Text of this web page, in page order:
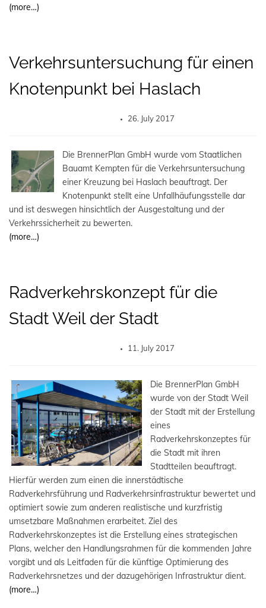
(more…)
Verkehrsuntersuchung für einen
Knotenpunkt bei Haslach
26. July 2017
Die BrennerPlan GmbH wurde vom Staatlichen
Bauamt Kempten für die Verkehrsuntersuchung
einer Kreuzung bei Haslach beauftragt. Der
Knotenpunkt stellt eine Unfallhäufungsstelle dar
und ist deswegen hinsichtlich der Ausgestaltung und der
Verkehrssicherheit zu bewerten.
(more…)
Radverkehrskonzept für die
Stadt Weil der Stadt
11. July 2017
Die BrennerPlan GmbH
wurde von der Stadt Weil
der Stadt mit der Erstellung
eines
Radverkehrskonzeptes für
die Stadt mit ihren
Stadtteilen beauftragt.
Hierfür werden zum einen die innerstädtische
Radverkehrsführung und Radverkehrsinfrastruktur bewertet und
optimiert sowie zum anderen realistische und kurzfristig
umsetzbare Maßnahmen erarbeitet. Ziel des
Radverkehrskonzeptes ist die Erstellung eines strategischen
Plans, welcher den Handlungsrahmen für die kommenden Jahre
vorgibt und als Leitfaden für die künftige Optimierung des
Radverkehrsnetzes und der dazugehörigen Infrastruktur dient.
(more…)